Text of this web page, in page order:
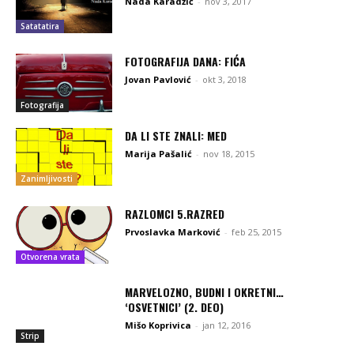
Satatatira
Fotografija
FOTOGRAFIJA DANA: FIĆA
Jovan Pavlović - okt 3, 2018
Zanimljivosti
DA LI STE ZNALI: MED
Marija Pašalić - nov 18, 2015
Otvorena vrata
RAZLOMCI 5.RAZRED
Prvoslavka Marković - feb 25, 2015
Strip
MARVELOZNO, BUDNI I OKRETNI…
‘OSVETNICI’ (2. DEO)
Mišo Koprivica - jan 12, 2016